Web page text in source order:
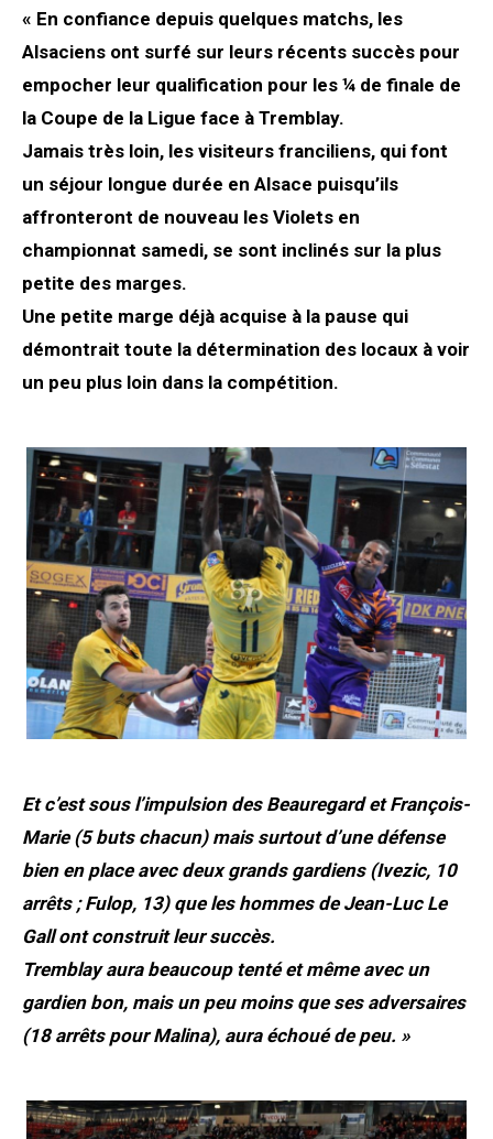
« En confiance depuis quelques matchs, les
Alsaciens ont surfé sur leurs récents succès pour
empocher leur qualification pour les ¼ de finale de
la Coupe de la Ligue face à Tremblay.
Jamais très loin, les visiteurs franciliens, qui font
un séjour longue durée en Alsace puisqu’ils
affronteront de nouveau les Violets en
championnat samedi, se sont inclinés sur la plus
petite des marges.
Une petite marge déjà acquise à la pause qui
démontrait toute la détermination des locaux à voir
un peu plus loin dans la compétition.
Et c’est sous l’impulsion des Beauregard et François-
Marie (5 buts chacun) mais surtout d’une défense
bien en place avec deux grands gardiens (Ivezic, 10
arrêts ; Fulop, 13) que les hommes de Jean-Luc Le
Gall ont construit leur succès.
Tremblay aura beaucoup tenté et même avec un
gardien bon, mais un peu moins que ses adversaires
(18 arrêts pour Malina), aura échoué de peu. »